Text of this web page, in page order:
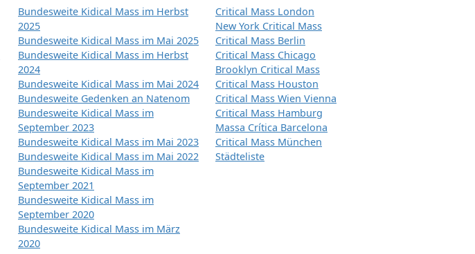
Bundesweite Kidical Mass im Herbst
2025
Bundesweite Kidical Mass im Mai 2025
Bundesweite Kidical Mass im Herbst
2024
Bundesweite Kidical Mass im Mai 2024
Bundesweite Gedenken an Natenom
Bundesweite Kidical Mass im
September 2023
Bundesweite Kidical Mass im Mai 2023
Bundesweite Kidical Mass im Mai 2022
Bundesweite Kidical Mass im
September 2021
Bundesweite Kidical Mass im
September 2020
Bundesweite Kidical Mass im März
2020
Critical Mass London
New York Critical Mass
Critical Mass Berlin
Critical Mass Chicago
Brooklyn Critical Mass
Critical Mass Houston
Critical Mass Wien Vienna
Critical Mass Hamburg
Massa Crítica Barcelona
Critical Mass München
Städteliste